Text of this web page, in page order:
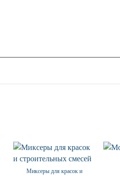
Миксеры для красок и